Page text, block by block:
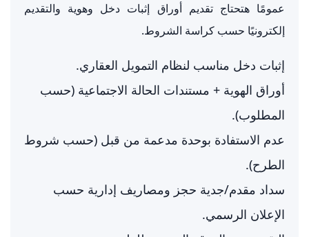
عمومًا هتحتاج تقديم أوراق إثبات دخل وهوية والتقديم
إلكترونيًا حسب كراسة الشروط.
إثبات دخل مناسب لنظام التمويل العقاري.
أوراق الهوية + مستندات الحالة الاجتماعية (حسب
المطلوب).
عدم الاستفادة بوحدة مدعمة من قبل (حسب شروط
الطرح).
سداد مقدم/جدية حجز ومصاريف إدارية حسب
الإعلان الرسمي.